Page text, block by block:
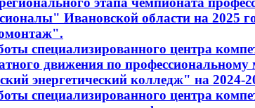
Ивановской области на 2025
специализированного центра
движения по
энергетический колледж" на 2024-
специализированного центра